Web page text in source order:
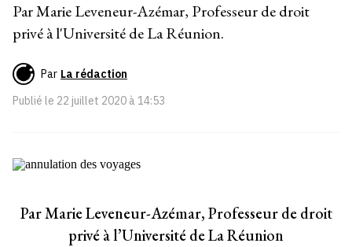
Par Marie Leveneur-Azémar, Professeur de droit
privé à l'Université de La Réunion.
Par La rédaction
Publié le 22 juillet 2020 à 14:53
Par Marie Leveneur-Azémar, Professeur de droit
privé à l’Université de La Réunion